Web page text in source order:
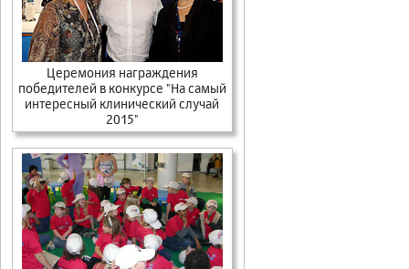
Церемония награждения
победителей в конкурсе "На самый
интересный клинический случай
2015"